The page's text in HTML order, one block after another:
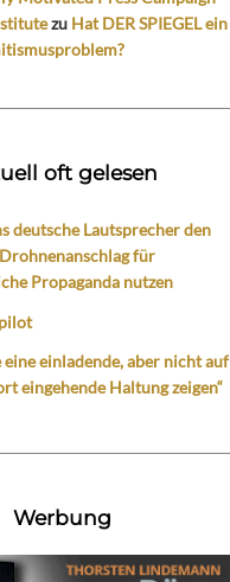
zu Hat DER SPIEGEL ein
oft gelesen
deutsche Lautsprecher den
für
Propaganda nutzen
eine einladende, aber nicht auf
eingehende Haltung zeigen“
Werbung